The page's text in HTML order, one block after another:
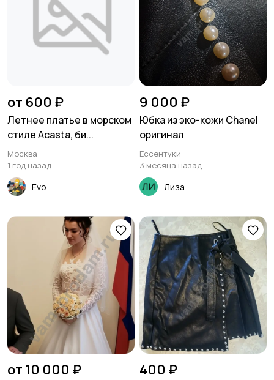
от 600 ₽
Летнее платье в морском
стиле Acasta, би...
Москва
1 год назад
Evo
9 000 ₽
Юбка из эко-кожи Chanel
оригинал
Ессентуки
3 месяца назад
Лиза
от 10 000 ₽ 400 ₽